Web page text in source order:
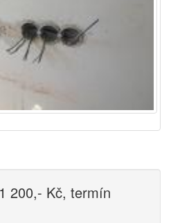
200,- Kč, termín